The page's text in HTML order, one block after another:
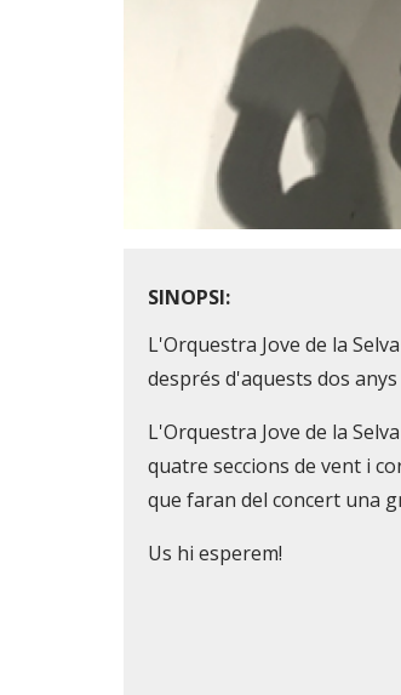
SINOPSI:
L'Orquestra Jove de la
després d'aquests dos
L'Orquestra Jove de la
quatre seccions de vent i
que faran del concert una
Us hi esperem!